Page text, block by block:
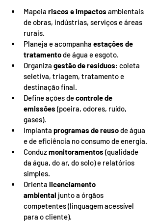
Mapeia riscos e impactos ambientais
de obras, indústrias, serviços e áreas
rurais.
Planeja e acompanha estações de
tratamento de água e esgoto.
Organiza gestão de resíduos: coleta
seletiva, triagem, tratamento e
destinação final.
Define ações de controle de
emissões (poeira, odores, ruído,
gases).
Implanta programas de reuso de água
e de eficiência no consumo de energia.
Conduz monitoramentos (qualidade
da água, do ar, do solo) e relatórios
simples.
Orienta licenciamento
ambiental junto a órgãos
competentes (linguagem acessível
para o cliente).